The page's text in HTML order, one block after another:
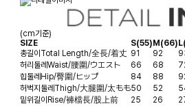
(cm기준)
SIZE
S(55) M(66)
총길이 Total Length/全長/着丈 91 92
허리둘레 Waist/腰圍/ウエスト 66 68
힙둘레 Hip/臀圍/ヒップ 84 88
허벅지둘레 Thigh/大腿圍/太もも50 52
밑위길이 Rise/褲檔長/股上前 25 26